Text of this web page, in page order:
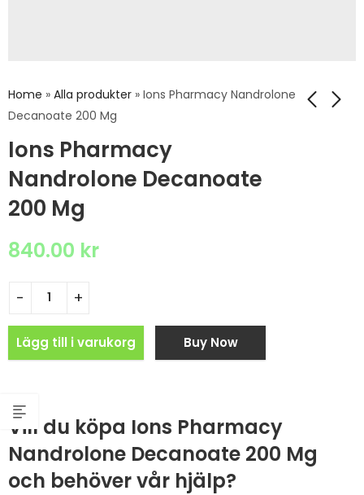
Home » Alla produkter » Ions Pharmacy Nandrolone
Decanoate 200 Mg
Ions Pharmacy
Nandrolone Decanoate
200 Mg
840.00 kr
Lägg till i varukorg Buy Now
Vill du köpa Ions Pharmacy
Nandrolone Decanoate 200 Mg
och behöver vår hjälp?